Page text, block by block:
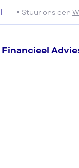
Stuur ons een
Financieel